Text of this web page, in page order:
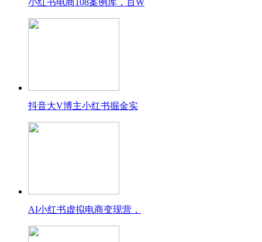
小红书电商108案例库，百W
抖音大V博主小红书掘金实
AI小红书虚拟电商变现营，